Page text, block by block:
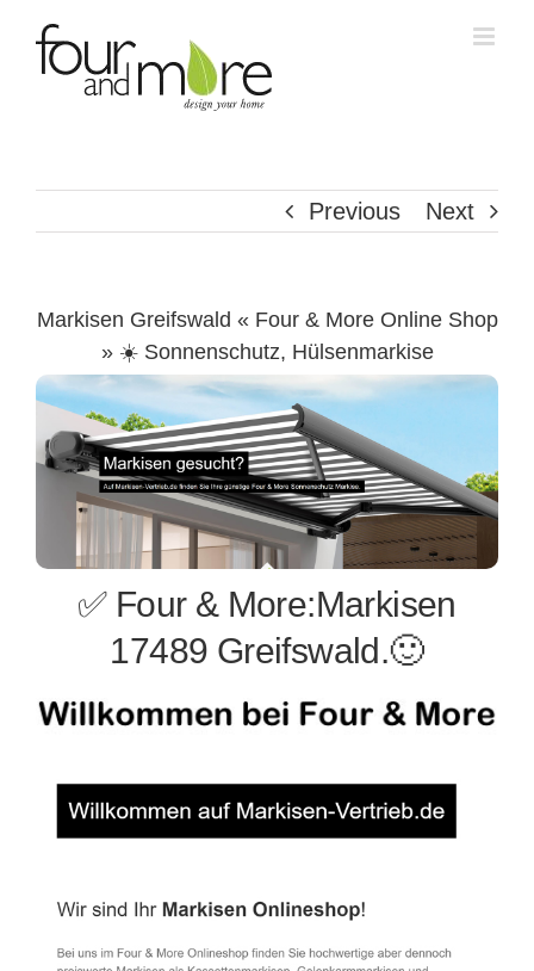
Previous Next
Markisen Greifswald « Four & More Online Shop
» ☀️ Sonnenschutz, Hülsenmarkise
✅ Four & More:Markisen
17489 Greifswald.🙂